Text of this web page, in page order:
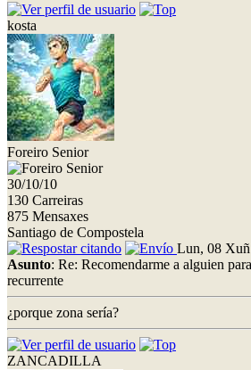
kosta
Foreiro Senior
30/10/10
130 Carreiras
875 Mensaxes
Santiago de Compostela
Lun, 08
Asunto: Re: Recomendarme a alguien
recurrente
¿porque zona sería?
ZANCADILLA